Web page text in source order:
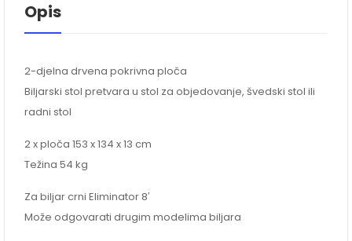
Opis
2-djelna drvena pokrivna ploča
Biljarski stol pretvara u stol za objedovanje, švedski stol ili
radni stol
2 x ploča 153 x 134 x 13 cm
Težina 54 kg
Za biljar crni Eliminator 8′
Može odgovarati drugim modelima biljara